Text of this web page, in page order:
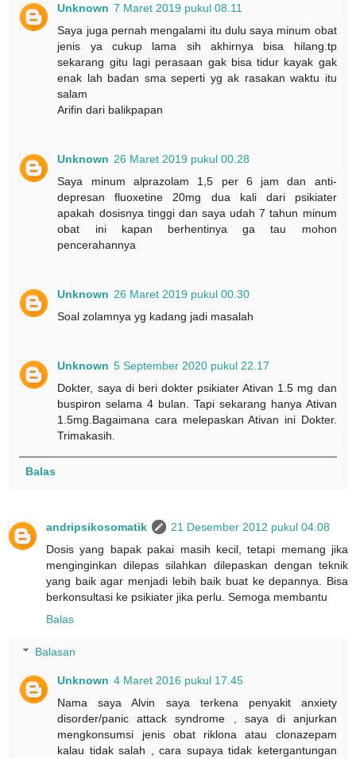
Unknown 7 Maret 2019 pukul 08.11
Saya juga pernah mengalami itu dulu saya minum obat
jenis ya cukup lama sih akhirnya bisa hilang.tp
sekarang gitu lagi perasaan gak bisa tidur kayak gak
enak lah badan sma seperti yg ak rasakan waktu itu
salam
Arifin dari balikpapan
Unknown 26 Maret 2019 pukul 00.28
Saya minum alprazolam 1,5 per 6 jam dan anti-
depresan fluoxetine 20mg dua kali dari psikiater
apakah dosisnya tinggi dan saya udah 7 tahun minum
obat ini kapan berhentinya ga tau mohon
pencerahannya
Unknown 26 Maret 2019 pukul 00.30
Soal zolamnya yg kadang jadi masalah
Unknown 5 September 2020 pukul 22.17
Dokter, saya di beri dokter psikiater Ativan 1.5 mg dan
buspiron selama 4 bulan. Tapi sekarang hanya Ativan
1.5mg.Bagaimana cara melepaskan Ativan ini Dokter.
Trimakasih.
Balas
andripsikosomatik
21 Desember 2012 pukul 04.08
Dosis yang bapak pakai masih kecil, tetapi memang jika
menginginkan dilepas silahkan dilepaskan dengan teknik
yang baik agar menjadi lebih baik buat ke depannya. Bisa
berkonsultasi ke psikiater jika perlu. Semoga membantu
Balas
Balasan
Unknown 4 Maret 2016 pukul 17.45
Nama saya Alvin saya terkena penyakit anxiety
disorder/panic attack syndrome , saya di anjurkan
mengkonsumsi jenis obat riklona atau clonazepam
kalau tidak salah , cara supaya tidak ketergantungan